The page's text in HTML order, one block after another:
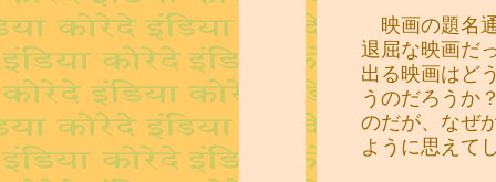
映画の題名
退屈な映画だ
出る映画はど
うのだろうか
のだが、なぜ
ように思えて